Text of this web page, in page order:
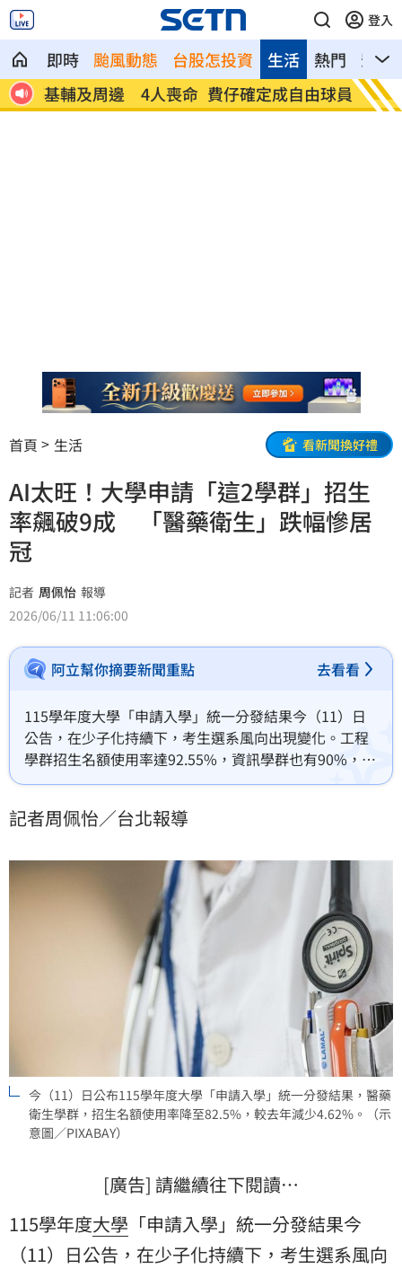
登入
即時 颱風動態 台股怎投資 熱門 影音
生活
命 費仔確定成自由球員 下一步動向引人關
注
米蘭
動
首頁 生活 看新聞換好禮
AI太旺！大學申請「這2學群」招生
率飆破9成 「醫藥衛生」跌幅慘居
冠
記者 周佩怡 報導
2026/06/11 11:06:00
阿立幫你摘要新聞重點 去看看
115學年度大學「申請入學」統一分發結果今（11）日
公告，在少子化持續下，考生選系風向出現變化。工程
學群招生名額使用率達92.55%，資訊學群也有90%，雙
雙維持高檔；反觀過去長年被視為熱門選項的醫藥衛生
4.62%。
記者周佩怡／台北報導
今（11）日公布115學年度大學「申請入學」統一分發結果，醫藥
衛生學群，招生名額使用率降至82.5%，較去年減少4.62%。（示
意圖／PIXABAY）
[廣告] 請繼續往下閱讀…
115學年度大學 「申請入學」統一分發結果今
（11）日公告，在少子化持續下，考生選系風向